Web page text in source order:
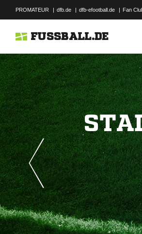
PROMATEUR | dfb.de | dfb-efootball.de | Fan
FUSSBALL.DE